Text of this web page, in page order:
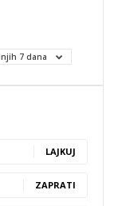
7 dana
LAJKUJ
ZAPRATI